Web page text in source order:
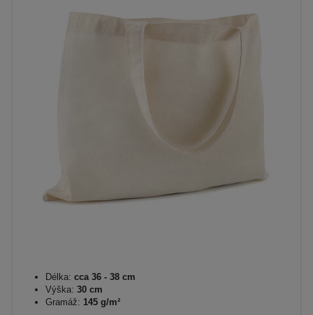
Délka: cca 36 - 38 cm
Výška: 30 cm
Gramáž: 145 g/m²